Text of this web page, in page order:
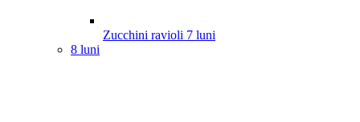
Zucchini ravioli 7 luni
8 luni